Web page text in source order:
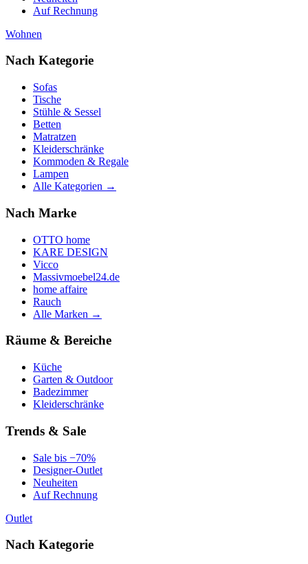
Auf Rechnung
Wohnen
Nach Kategorie
Sofas
Tische
Stühle & Sessel
Betten
Matratzen
Kleiderschränke
Kommoden & Regale
Lampen
Alle Kategorien →
Nach Marke
OTTO home
KARE DESIGN
Vicco
Massivmoebel24.de
home affaire
Rauch
Alle Marken →
Räume & Bereiche
Küche
Garten & Outdoor
Badezimmer
Kleiderschränke
Trends & Sale
Sale bis −70%
Designer-Outlet
Neuheiten
Auf Rechnung
Outlet
Nach Kategorie